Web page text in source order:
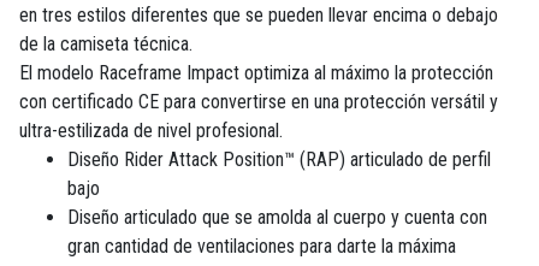
en tres estilos diferentes que se pueden llevar encima o debajo
de la camiseta técnica.
El modelo Raceframe Impact optimiza al máximo la protección
con certificado CE para convertirse en una protección versátil y
ultra-estilizada de nivel profesional.
Diseño Rider Attack Position™ (RAP) articulado de perfil
bajo
Diseño articulado que se amolda al cuerpo y cuenta con
gran cantidad de ventilaciones para darte la máxima